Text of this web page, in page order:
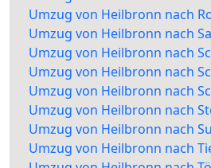
Umzug von Heilbronn nach
Umzug von Heilbronn nach
Umzug von Heilbronn nach
Umzug von Heilbronn nach
Umzug von Heilbronn nach
Umzug von Heilbronn nach
Umzug von Heilbronn nach
Umzug von Heilbronn nach